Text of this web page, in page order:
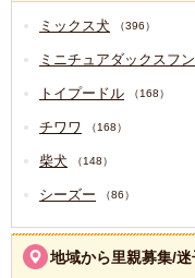
ミックス犬 （396）
ミニチュアダックスフ
トイプードル （168）
チワワ （168）
柴犬 （148）
シーズー （86）
地域から里親募集/迷